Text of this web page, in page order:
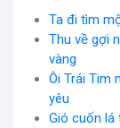
Ta đi tìm
Thu về gợi
vàng
Ôi Trái Tim
yêu
Gió cuốn lá